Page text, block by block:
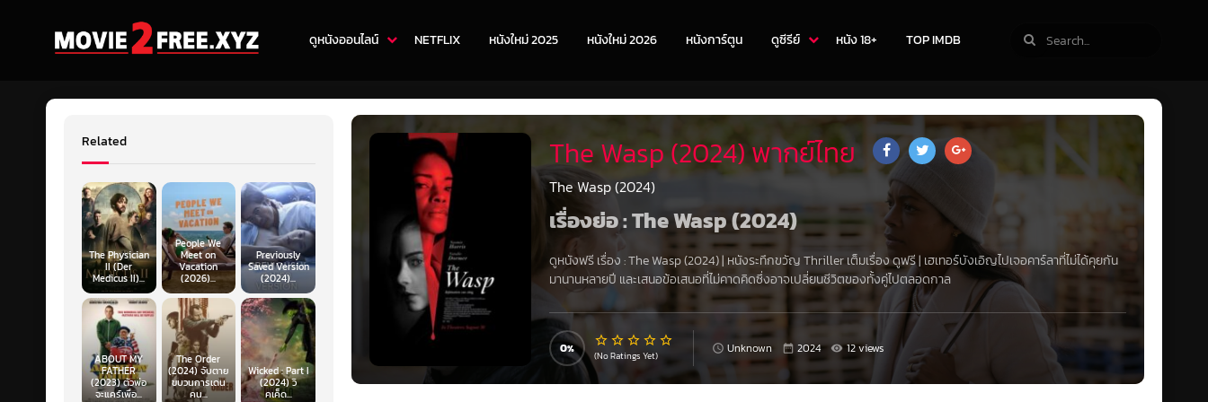
ดูหนังออนไลน์ NETFLIX หนังใหม่ 2025 หนังใหม่ 2026 หนังการ์ตูน ดูซีรีย์ หนัง 18+ TOP IMDB
The Wasp (2024) พากย์ไทย
The Wasp (2024)
เรื่องย่อ : The Wasp (2024)
ดูหนังฟรี เรื่อง:The Wasp (2024)| หนังระทึกขวัญ Thrillerเต็มเรื่อง ดูฟรี | เฮเทอร์บังเอิญไปเจอคาร์ลาที่ไม่ได้คุยกัน
มานานหลายปี และเสนอข้อเสนอที่ไม่คาดคิดซึ่งอาจเปลี่ยนชีวิตของทั้งคู่ไปตลอดกาล
0 (No Ratings Yet) Unknown 2024 12 views
Related
The Physician
II (Der
Medicus II)...
People We
Meet on
Vacation
(2026)...
Previously
Saved Version
(2024)...
ABOUT MY
FATHER
(2023) ตัวพ่อ
จะแคร์เพื่อ...
The Order
(2024) จับตาย
ขบวนการเดน
คน...
Wicked : Part I
(2024) วิ
คเค็ด...